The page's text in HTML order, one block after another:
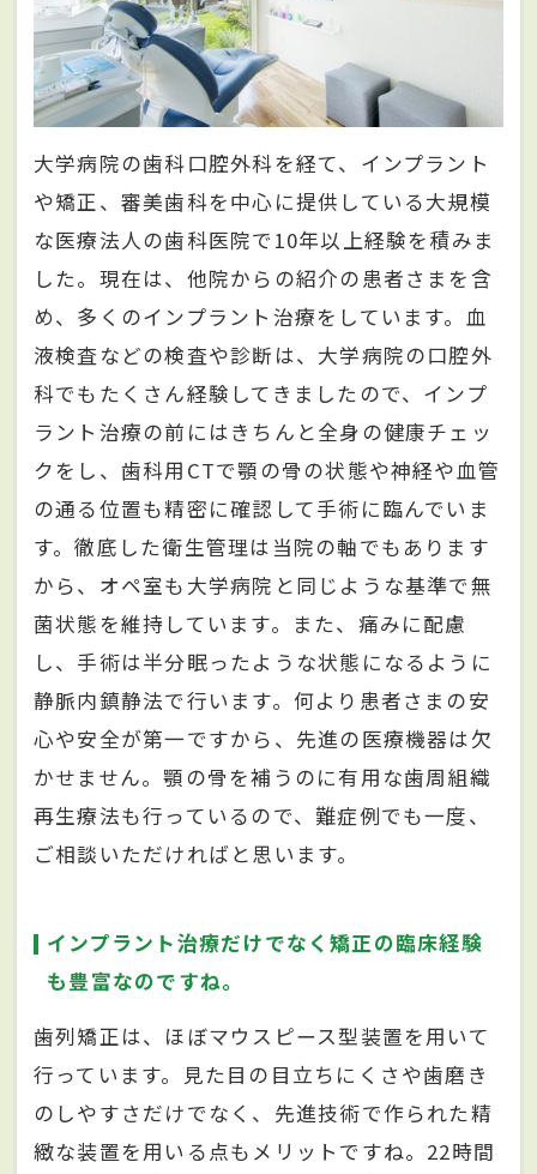
大学病院の歯科口腔外科を経て、インプラント
や矯正、審美歯科を中心に提供している大規模
な医療法人の歯科医院で10年以上経験を積みま
した。現在は、他院からの紹介の患者さまを含
め、多くのインプラント治療をしています。血
液検査などの検査や診断は、大学病院の口腔外
科でもたくさん経験してきましたので、インプ
ラント治療の前にはきちんと全身の健康チェッ
クをし、歯科用CTで顎の骨の状態や神経や血管
の通る位置も精密に確認して手術に臨んでいま
す。徹底した衛生管理は当院の軸でもあります
から、オペ室も大学病院と同じような基準で無
菌状態を維持しています。また、痛みに配慮
し、手術は半分眠ったような状態になるように
静脈内鎮静法で行います。何より患者さまの安
心や安全が第一ですから、先進の医療機器は欠
かせません。顎の骨を補うのに有用な歯周組織
再生療法も行っているので、難症例でも一度、
ご相談いただければと思います。
インプラント治療だけでなく矯正の臨床経験
も豊富なのですね。
歯列矯正は、ほぼマウスピース型装置を用いて
行っています。見た目の目立ちにくさや歯磨き
のしやすさだけでなく、先進技術で作られた精
緻な装置を用いる点もメリットですね。22時間